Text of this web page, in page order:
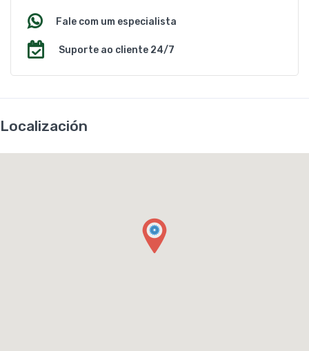
Fale com um especialista
Suporte ao cliente 24/7
Localización